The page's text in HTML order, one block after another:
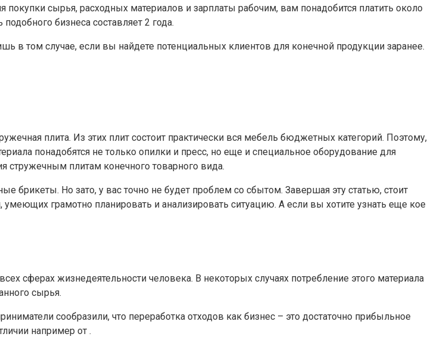
сырья, расходных материалов и зарплаты рабочим, вам понадобится платить около
бизнеса составляет 2 года.
в том случае, если вы найдете потенциальных клиентов для конечной продукции заранее.
плита. Из этих плит состоит практически вся мебель бюджетных категорий. Поэтому,
понадобятся не только опилки и пресс, но еще и специальное оборудование для
плитам конечного товарного вида.
брикеты. Но зато, у вас точно не будет проблем со сбытом. Завершая эту статью, стоит
грамотно планировать и анализировать ситуацию. А если вы хотите узнать еще кое
сферах жизнедеятельности человека. В некоторых случаях потребление этого материала
сырья.
сообразили, что переработка отходов как бизнес – это достаточно прибыльное
например от .